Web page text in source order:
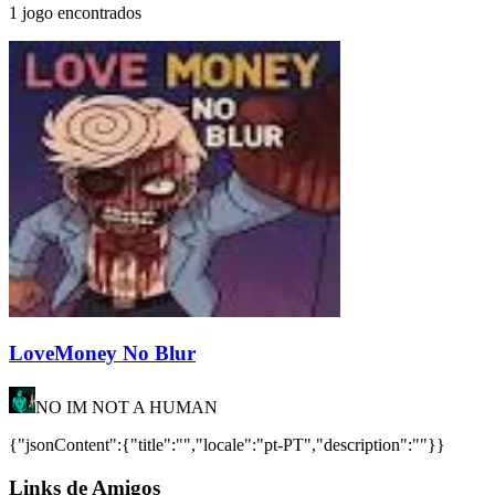
1 jogo encontrados
LoveMoney No Blur
NO IM NOT A HUMAN
{"jsonContent":{"title":"","locale":"pt-PT","description":""}}
Links de Amigos